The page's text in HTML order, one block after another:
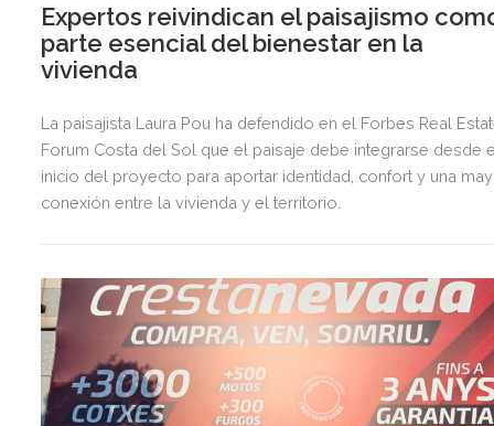
Expertos reivindican el paisajismo
parte esencial del bienestar en la
vivienda
La paisajista Laura Pou ha defendido en el Forbes Real
Forum Costa del Sol que el paisaje debe integrarse desde
inicio del proyecto para aportar identidad, confort y una
conexión entre la vivienda y el territorio.